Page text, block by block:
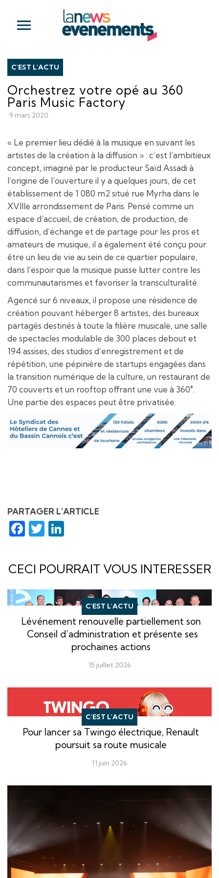
C'EST L'ACTU
Orchestrez votre opé au 360
Paris Music Factory
9 mars 2020
« Le premier lieu dédié à la musique en suivant les
artistes de la création à la diffusion » : c’est l’ambitieux
concept, imaginé par le producteur Saïd Assadi à
l’origine de l’ouverture il y a quelques jours, de cet
établissement de 1 080 m2 situé rue Myrha dans le
XVIIIe arrondissement de Paris. Pensé comme un
espace d’accueil, de création, de production, de
diffusion, d’échange et de partage pour les pros et
amateurs de musique, il a également été conçu pour
être un lieu de vie au sein de ce quartier populaire,
dans l’espoir que la musique puisse lutter contre les
communautarismes et favoriser la transculturalité.
Agencé sur 6 niveaux, il propose une résidence de
création pouvant héberger 8 artistes, des bureaux
partagés destinés à toute la filière musicale, une salle
de spectacles modulable de 300 places debout et
194 assises, des studios d’enregistrement et de
répétition, une pépinière de startups engagées dans
la transition numérique de la culture, un restaurant de
70 couverts et un rooftop offrant une vue à 360°.
Une partie des espaces peut être privatisée.
PARTAGER L'ARTICLE
Facebook
Twitter
CECI POURRAIT VOUS INTERESSER
C'EST L'ACTU
Lévénement renouvelle partiellement son
Conseil d’administration et présente ses
prochaines actions
15 juillet 2026
C'EST L'ACTU
Pour lancer sa Twingo électrique, Renault
poursuit sa route musicale
11 juin 2026